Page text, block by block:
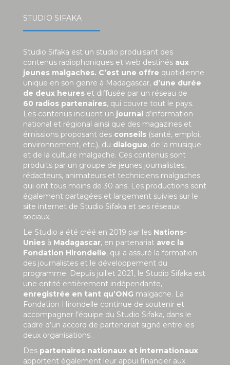
STUDIO SIFAKA
Studio Sifaka est un studio produisant des
contenus radiophoniques et web destinés aux
jeunes malgaches. C’est une offre quotidienne
unique en son genre à Madagascar, d’une durée
de deux heures et diffusée par un réseau de
60 radios partenaires, qui couvre tout le pays.
Les contenus incluent un journal d’information
national et régional ainsi que des magazines et
émissions proposant des conseils (santé, emploi,
environnement, etc.), du dialogue, de la musique
et de la culture malgache. Ces contenus sont
produits par un groupe de jeunes journalistes,
rédacteurs, animateurs et techniciens malgaches
qui ont tous moins de 30 ans. Les productions sont
également partagées et largement suivies sur le
site internet de Studio Sifaka et ses réseaux
sociaux.
Le Studio a été créé en 2019 par les Nations-
Unies à Madagascar, en partenariat avec la
Fondation Hirondelle, qui a assuré la formation
des journalistes et le développement du
programme. Depuis juillet 2021, le Studio Sifaka est
une entité entièrement indépendante,
enregistrée en tant qu’ONG malgache. La
Fondation Hirondelle continue de soutenir et
accompagner l’équipe du Studio Sifaka, dans le
cadre d’un accord de partenariat signé entre les
deux organisations.
Des partenaires nationaux et internationaux
apportent également leur appui financier aux